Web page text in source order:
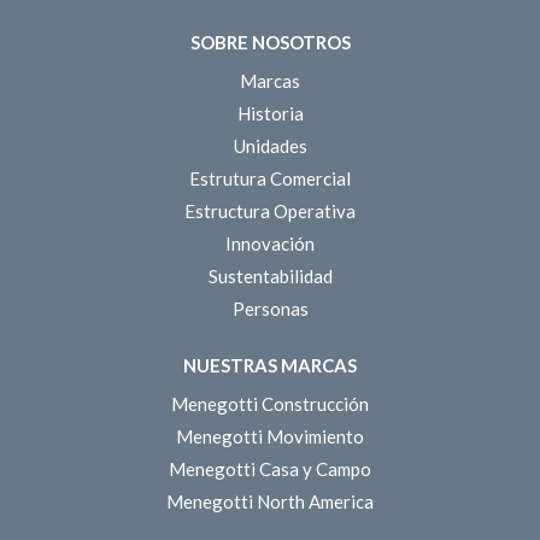
SOBRE NOSOTROS
Marcas
Historia
Unidades
Estrutura Comercial
Estructura Operativa
Innovación
Sustentabilidad
Personas
NUESTRAS MARCAS
Menegotti Construcción
Menegotti Movimiento
Menegotti Casa y Campo
Menegotti North America